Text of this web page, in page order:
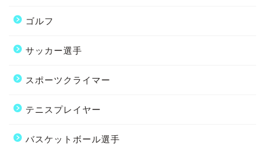
ゴルフ
サッカー選手
スポーツクライマー
テニスプレイヤー
バスケットボール選手